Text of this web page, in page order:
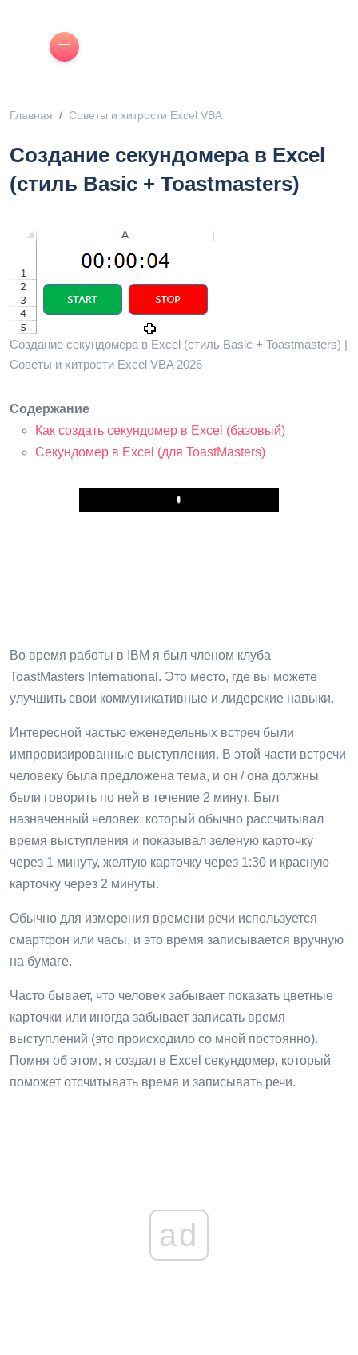
Главная Советы и хитрости Excel VBA
Создание секундомера в Excel
(стиль Basic + Toastmasters)
Создание секундомера в Excel (стиль Basic + Toastmasters) |
Советы и хитрости Excel VBA 2026
Содержание
Как создать секундомер в Excel (базовый)
Секундомер в Excel (для ToastMasters)
Play
Во время работы в IBM я был членом клуба
ToastMasters International. Это место, где вы можете
улучшить свои коммуникативные и лидерские навыки.
Интересной частью еженедельных встреч были
импровизированные выступления. В этой части встречи
человеку была предложена тема, и он / она должны
были говорить по ней в течение 2 минут. Был
назначенный человек, который обычно рассчитывал
время выступления и показывал зеленую карточку
через 1 минуту, желтую карточку через 1:30 и красную
карточку через 2 минуты.
Обычно для измерения времени речи используется
смартфон или часы, и это время записывается вручную
на бумаге.
Часто бывает, что человек забывает показать цветные
карточки или иногда забывает записать время
выступлений (это происходило со мной постоянно).
Помня об этом, я создал в Excel секундомер, который
поможет отсчитывать время и записывать речи.
ad